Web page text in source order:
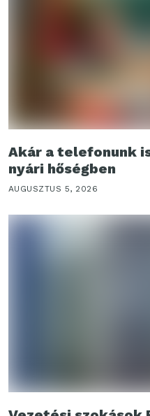
Akár a telefonunk
nyári hőségben
AUGUSZTUS 5, 2026